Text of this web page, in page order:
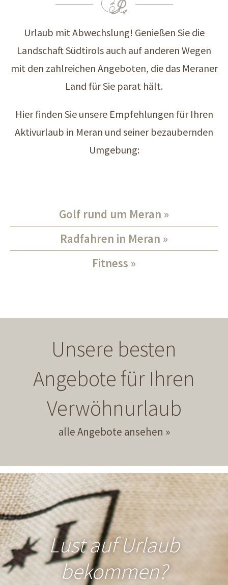
Urlaub mit Abwechslung! Genießen Sie die
Landschaft Südtirols auch auf anderen Wegen
mit den zahlreichen Angeboten, die das Meraner
Land für Sie parat hält.
Hier finden Sie unsere Empfehlungen für Ihren
Aktivurlaub in Meran und seiner bezaubernden
Umgebung:
Golf rund um Meran
Radfahren in Meran
Fitness
Unsere besten
Angebote für Ihren
Verwöhnurlaub
alle Angebote ansehen
Lust auf Urlaub
bekommen?